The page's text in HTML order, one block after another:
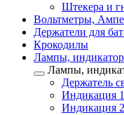
Штекера и
Вольтметры,
Держатели для
Крокодилы
Лампы,
Лампы,
Держатель
Индикация
Индикация